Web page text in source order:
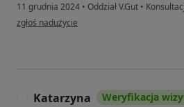
11 grudnia 2024 • Oddział V.Gut •
w opinii użytkownika Mr
zgłoś nadużycie
Katarzyna Weryfikacja